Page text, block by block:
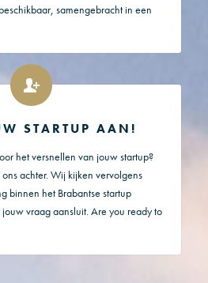
samengebracht in een
STARTUP AAN!
het versnellen van jouw startup?
achter. Wij kijken vervolgens
binnen het Brabantse startup
vraag aansluit. Are you ready to